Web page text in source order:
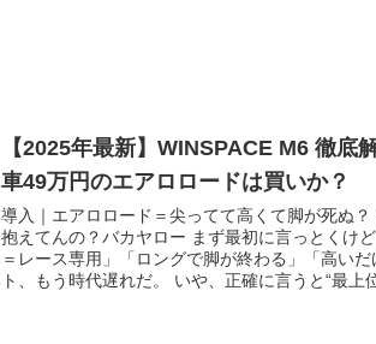
【2025年最新】WINSPACE M6 徹底
車49万円のエアロロードは買いか？
導入｜エアロロード＝尖ってて高くて脚が死ぬ
抱えてんの？バカヤロー まず最初に言っとくけ
＝レース専用」「ロングで脚が終わる」「高い
ト、もう時代遅れだ。 いや、正確に言うと“最上